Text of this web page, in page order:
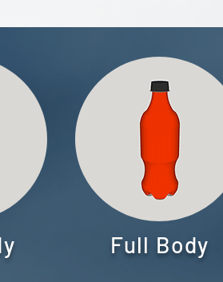
Full Body